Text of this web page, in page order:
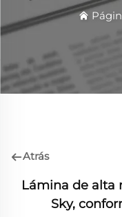
Atrás
Lámina de alta
Sky,